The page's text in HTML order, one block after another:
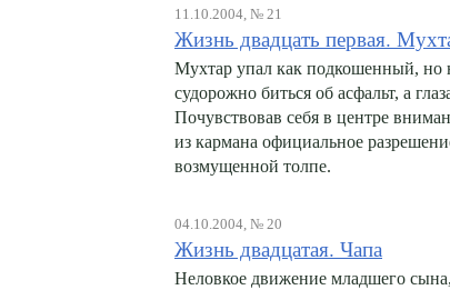
11.10.2004, № 21
Жизнь двадцать первая.
Мухтар упал как подкошенный, но
судорожно биться об асфальт, а
Почувствовав себя в центре
из кармана официальное
возмущенной толпе.
04.10.2004, № 20
Жизнь двадцатая. Чапа
Неловкое движение младшего